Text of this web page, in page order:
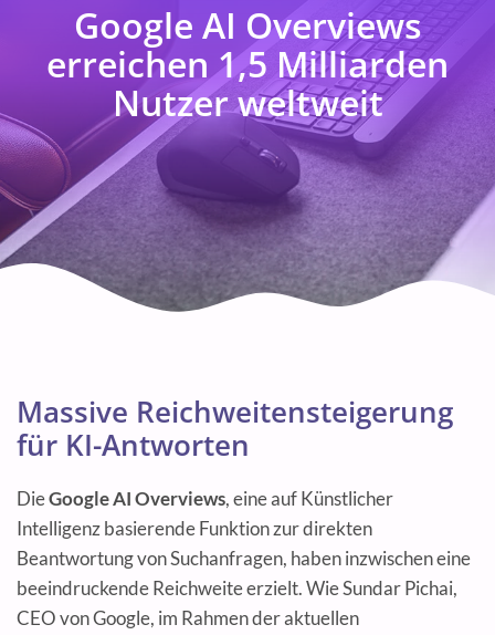
Google AI Overviews
erreichen 1,5 Milliarden
Nutzer weltweit
Massive Reichweitensteigerung
für KI-Antworten
DieGoogle AI Overviews, eine auf Künstlicher
Intelligenz basierende Funktion zur direkten
Beantwortung von Suchanfragen, haben inzwischen eine
beeindruckende Reichweite erzielt. Wie Sundar Pichai,
CEO von Google, im Rahmen der aktuellen